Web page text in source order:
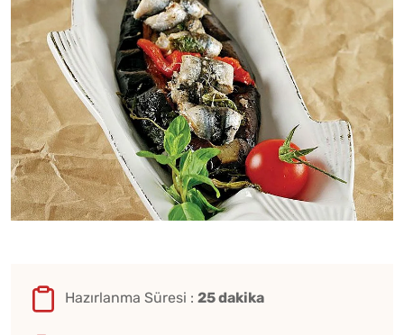
Hazırlanma Süresi : 25 dakika